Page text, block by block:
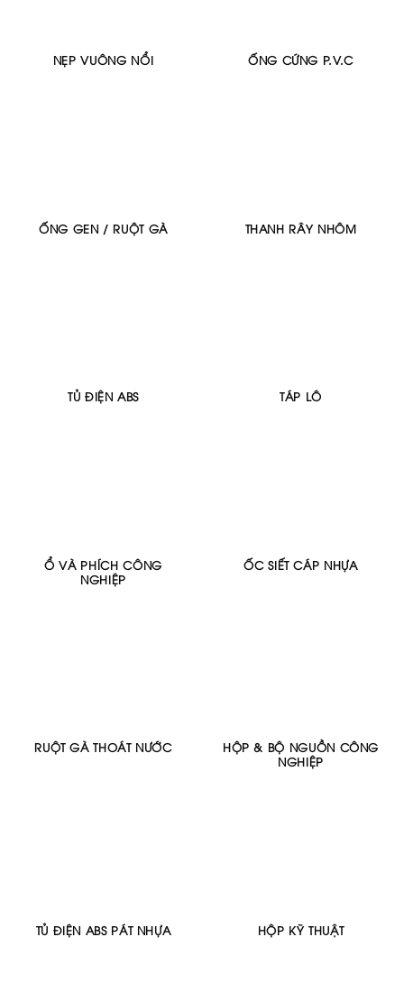
NẸP VUÔNG NỔI ỐNG CỨNG P.V.C
ỐNG GEN / RUỘT GÀ THANH RÂY NHÔM
TỦ ĐIỆN ABS TÁP LÔ
Ổ VÀ PHÍCH CÔNG
NGHIỆP
ỐC SIẾT CÁP NHỰA
RUỘT GÀ THOÁT NƯỚC
HỘP & BỘ NGUỒN CÔNG
NGHIỆP
TỦ ĐIỆN ABS PÁT NHỰA HỘP KỸ THUẬT